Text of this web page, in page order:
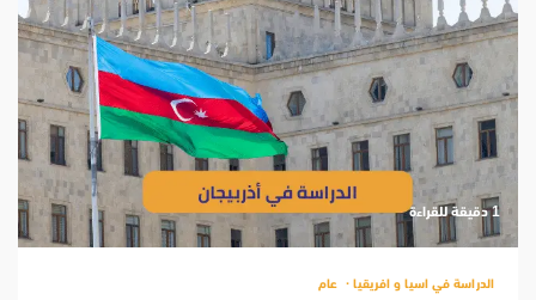
‫1 دقيقة للقراءة
الدراسة في اسيا و افريقيا عام